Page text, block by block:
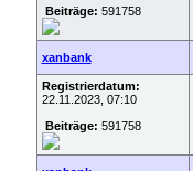
Beiträge: 591758
xanbank
Registrierdatum:
22.11.2023, 07:10
Beiträge: 591758